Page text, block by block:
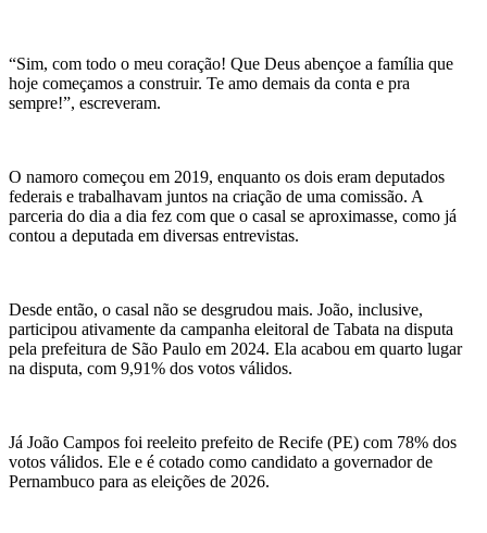
“Sim, com todo o meu coração! Que Deus abençoe a família que
hoje começamos a construir. Te amo demais da conta e pra
sempre!”, escreveram.
O namoro começou em 2019, enquanto os dois eram deputados
federais e trabalhavam juntos na criação de uma comissão. A
parceria do dia a dia fez com que o casal se aproximasse, como já
contou a deputada em diversas entrevistas.
Desde então, o casal não se desgrudou mais. João, inclusive,
participou ativamente da campanha eleitoral de Tabata na disputa
pela prefeitura de São Paulo em 2024. Ela acabou em quarto lugar
na disputa, com 9,91% dos votos válidos.
Já João Campos foi reeleito prefeito de Recife (PE) com 78% dos
votos válidos. Ele e é cotado como candidato a governador de
Pernambuco para as eleições de 2026.